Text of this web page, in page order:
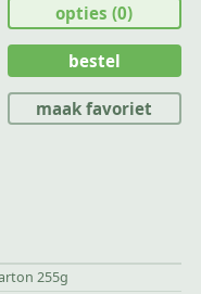
255g
opties(0)
bestel
maak favoriet